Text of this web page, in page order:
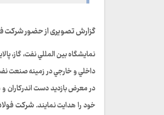
گزارش تصویری از حضور شرکت
نمايشگاه بين المللي نفت، گاز،
داخلي و خارجي در زمينه صنعت
در معرض بازديد دست اندركاران
خود را هدايت نمايند.شرکت